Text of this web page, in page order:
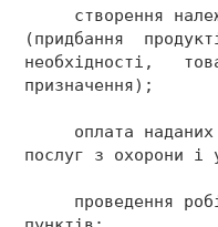
створення
(придбання
необхідності,
призначення);
оплата
послуг з охорони і
проведення